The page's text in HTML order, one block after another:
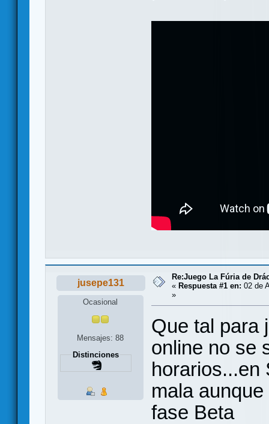
jusepe131
Ocasional
Mensajes: 88
Distinciones
Re:Juego La Fúria de
« Respuesta #1 en: 02 de
»
Que tal para
online no se
horarios...en
mala
fase Beta